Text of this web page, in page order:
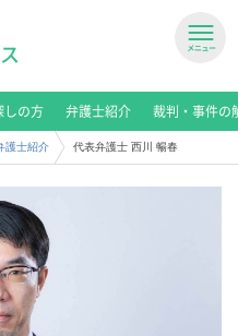
しの方 弁護士紹介 裁判・事件の
護士紹介 代表弁護士 西川 暢春